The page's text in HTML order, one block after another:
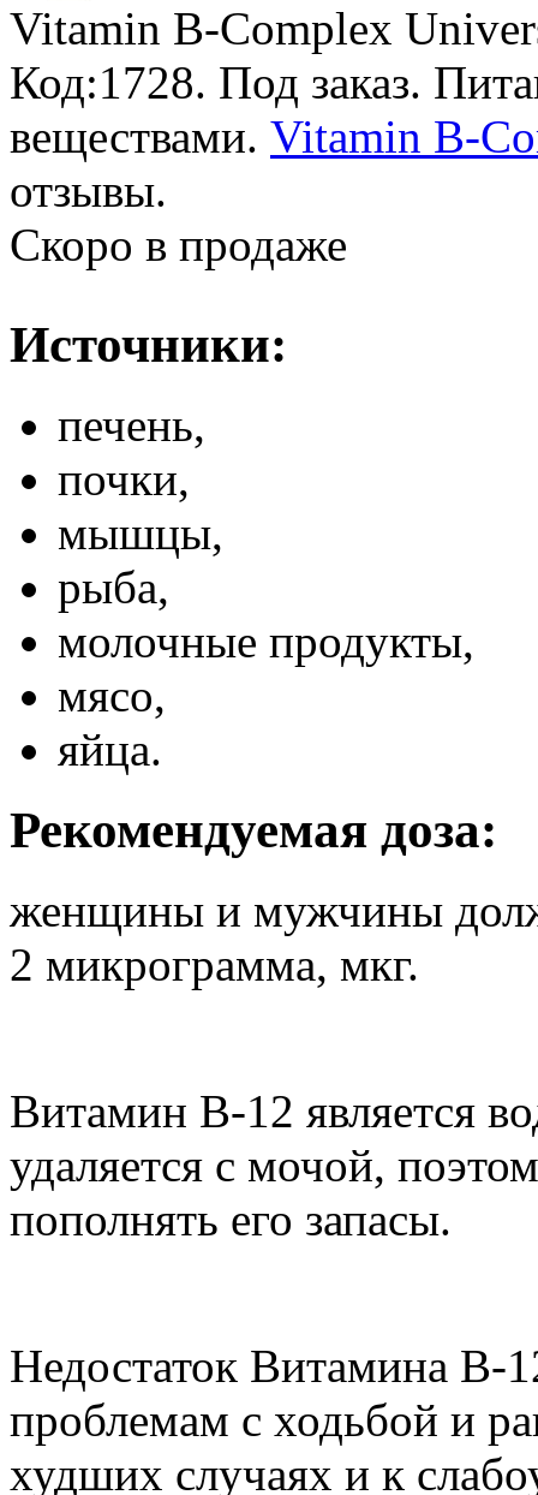
Vitamin B-Complex
Код:1728. Под заказ.
веществами. Vitamin B-
отзывы.
Скоро в продаже
Источники:
печень,
почки,
мышцы,
рыба,
молочные продукты,
мясо,
яйца.
Рекомендуемая доза:
женщины и мужчины
2 микрограмма, мкг.
Витамин В-12 является
удаляется с мочой,
пополнять его запасы.
Недостаток Витамина В-
проблемам с ходьбой и
худших случаях и к